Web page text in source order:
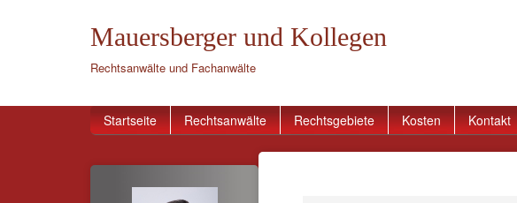
Mauersberger und Kollegen
Rechtsanwälte und Fachanwälte
Startseite Rechtsanwälte Rechtsgebiete Kosten Kontakt